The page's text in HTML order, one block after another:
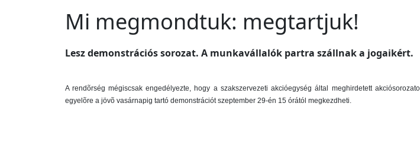
Mi megmondtuk: megtartjuk!
Lesz demonstrációs sorozat. A munkavállalók partra szállnak a jogaikért.
A rendõrség mégiscsak engedélyezte, hogy a szakszervezeti akcióegység által meghirdetett
egyelõre a jövõ vasárnapig tartó demonstrációt szeptember 29-én 15 órától megkezdheti.